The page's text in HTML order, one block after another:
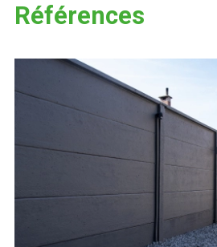
Références